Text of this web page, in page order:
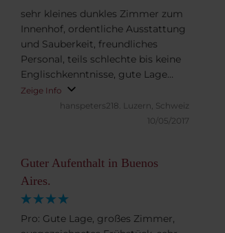
Guter Aufenthalt in Buenos
Aires.
Pro: Gute Lage, großes Zimmer,
sehr kleines dunkles Zimmer zum
Innenhof, ordentliche Ausstattung
und Sauberkeit, freundliches
Personal, teils schlechte bis keine
Englischkenntnisse, gute Lage
Nähe Hafen, Mahlzeitenangebot
nur Montag-Freitag, sehr
überschaubar, Frühstück typisch
ok
Zeige Info
hanspeters218. Luzern, Schweiz
10/05/2017